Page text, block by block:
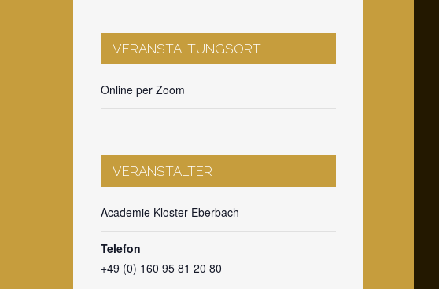
VERANSTALTUNGSORT
Online per Zoom
VERANSTALTER
Academie Kloster Eberbach
Telefon
+49 (0) 160 95 81 20 80